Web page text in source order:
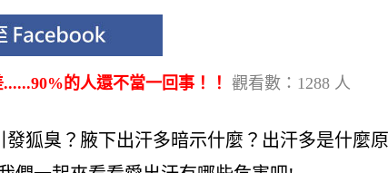
的人還不當一回事！！ 觀看數：1288 人
狐臭？腋下出汗多暗示什麼？出汗多是什麼原